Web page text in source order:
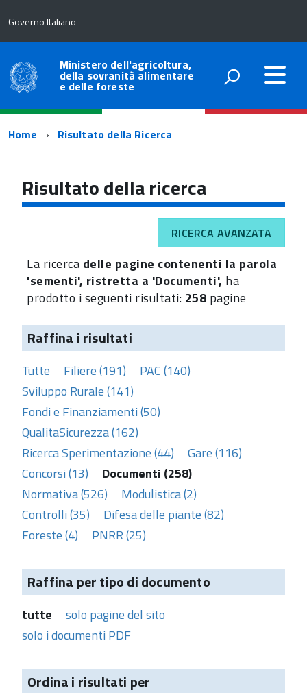
Governo Italiano
Ministero dell'agricoltura,
della sovranità alimentare
e delle foreste
Percorso
navigazione
Home Risultato della Ricerca
Risultato della ricerca
RICERCA AVANZATA
La ricerca delle pagine contenenti la parola
'sementi', ristretta a 'Documenti', ha
prodotto i seguenti risultati: 258 pagine
Raffina i risultati
Tutte Filiere (191)
PAC (140)
Sviluppo Rurale (141)
Fondi e Finanziamenti (50)
QualitaSicurezza (162)
Ricerca Sperimentazione (44)
Gare (116)
Concorsi (13)
Documenti (258)
Normativa (526)
Modulistica (2)
Controlli (35)
Difesa delle piante (82)
Foreste (4)
PNRR (25)
Raffina per tipo di documento
tutte
solo pagine del sito
solo i documenti PDF
Ordina i risultati per